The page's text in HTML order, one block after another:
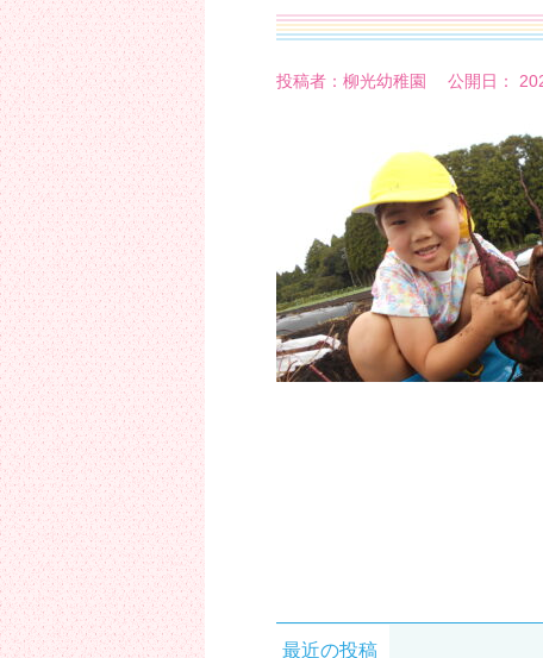
投稿者：柳光幼稚園 公開日：
最近の投稿